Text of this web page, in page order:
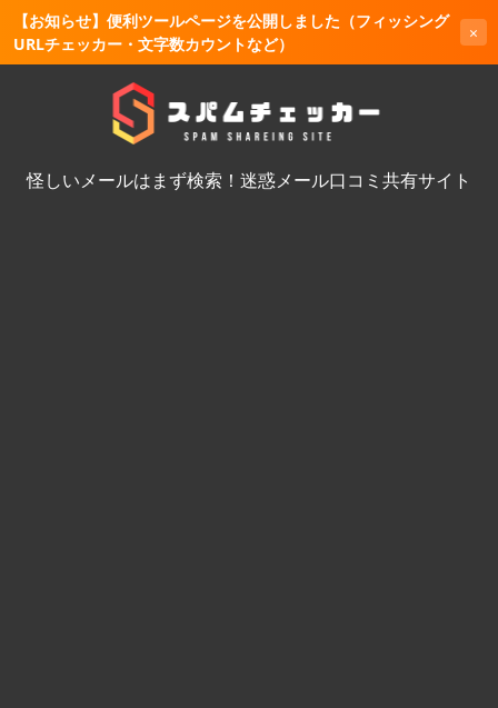
【お知らせ】便利ツールページを公開しました（フィッシング
URLチェッカー・文字数カウントなど）
×
怪しいメールはまず検索！迷惑メール口コミ共有サイト